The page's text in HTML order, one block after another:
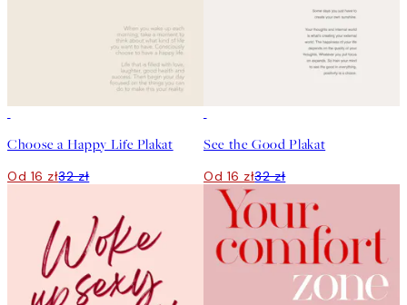
Choose a Happy Life Plakat
Od 16 zł32 zł
See the Good Plakat
Od 16 zł32 zł